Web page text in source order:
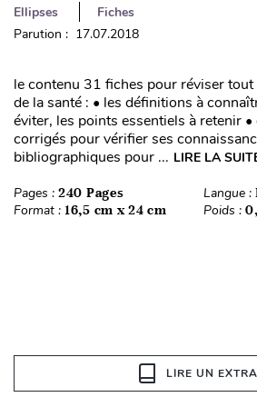
Ellipses
Fiches
Parution : 17.07.2018
le contenu 31 fiches pour réviser tout
de la santé : • les définitions à
éviter, les points essentiels à retenir •
corrigés pour vérifier ses
bibliographiques pour ... LIRE LA
Pages : 240 Pages Langue :
Format : 16,5 cm x 24 cm Poids :
LIRE UN